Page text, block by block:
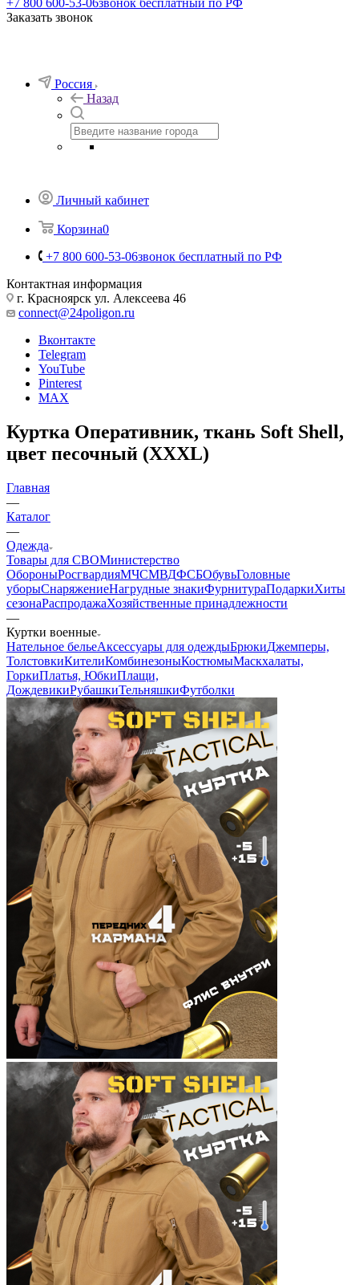
+7 800 600-53-06звонок бесплатный по РФ
Заказать звонок
Россия
Назад
Личный кабинет
Корзина0
+7 800 600-53-06звонок бесплатный по РФ
Контактная информация
г. Красноярск ул. Алексеева 46
connect@24poligon.ru
Вконтакте
Telegram
YouTube
Pinterest
MAX
Куртка Оперативник, ткань Soft Shell,
цвет песочный (XXXL)
Главная
—
Каталог
—
Одежда
Товары для СВОМинистерство
ОбороныРосгвардияМЧСМВДФСБОбувьГоловные
уборыСнаряжениеНагрудные знакиФурнитураПодаркиХиты
сезонаРаспродажаХозяйственные принадлежности
—
Куртки военные
Нательное бельеАксессуары для одеждыБрюкиДжемперы,
ТолстовкиКителиКомбинезоныКостюмыМаскхалаты,
ГоркиПлатья, ЮбкиПлащи,
ДождевикиРубашкиТельняшкиФутболки